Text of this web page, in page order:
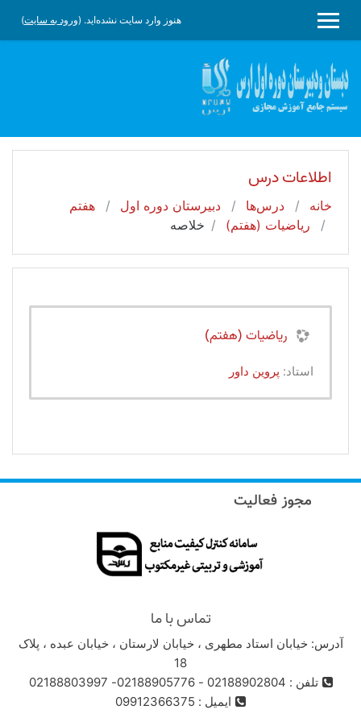
پنل کناری
هنوز وارد سایت نشده‌اید. (ورود به سایت)
اطلاعات درس
خانه درس‌ها دبیرستان دوره اول
هفتم
ریاضیات (هفتم)
خلاصه
ریاضیات (هفتم)
استاد: پروین داور
تماس با ما
آدرس: خیابان استاد مطهری ، خیابان لارستان ، خیابان عبده ، پلاک
18
تلفن : 02188902804 - 02188905776- 02188803997
ایمیل : 09912366375